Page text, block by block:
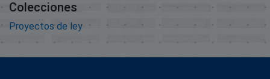
Colecciones
Proyectos de ley